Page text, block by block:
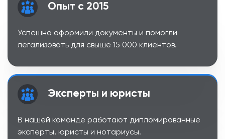
Опыт с 2015
Успешно оформили документы и помогли
легализовать для свыше 15 000 клиентов.
Эксперты и юристы
В нашей команде работают дипломированные
эксперты, юристы и нотариусы.